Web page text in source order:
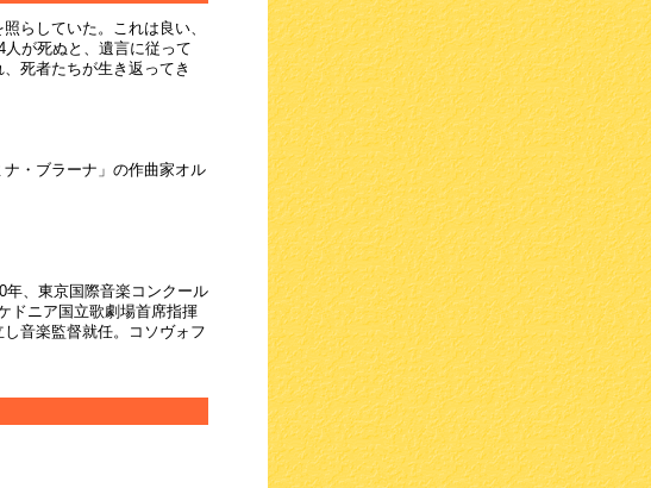
らしていた。これは良い、
が死ぬと、遺言に従って
死者たちが生き返ってき
・ブラーナ」の作曲家オル
年、東京国際音楽コンクール
ドニア国立歌劇場首席指揮
音楽監督就任。コソヴォフ